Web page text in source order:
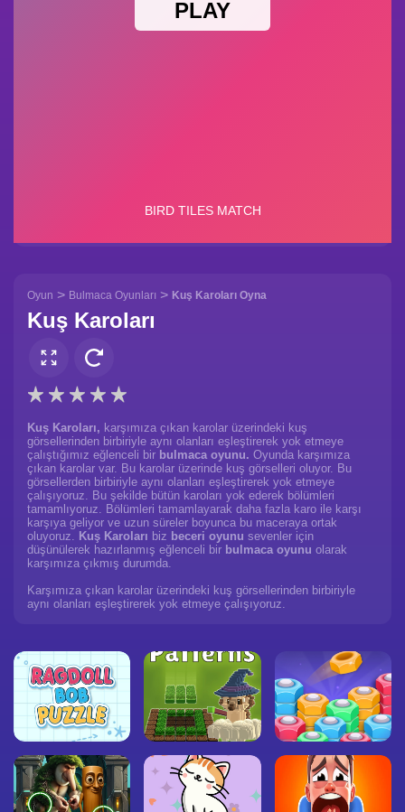
Oyun > Bulmaca Oyunları > Kuş Karoları Oyna
Kuş Karoları
Kuş Karoları, karşımıza çıkan karolar üzerindeki kuş
görsellerinden birbiriyle aynı olanları eşleştirerek yok etmeye
çalıştığımız eğlenceli bir bulmaca oyunu. Oyunda karşımıza
çıkan karolar var. Bu karolar üzerinde kuş görselleri oluyor. Bu
görsellerden birbiriyle aynı olanları eşleştirerek yok etmeye
çalışıyoruz. Bu şekilde bütün karoları yok ederek bölümleri
tamamlıyoruz. Bölümleri tamamlayarak daha fazla karo ile karşı
karşıya geliyor ve uzun süreler boyunca bu maceraya ortak
oluyoruz. Kuş Karoları biz beceri oyunu sevenler için
düşünülerek hazırlanmış eğlenceli bir bulmaca oyunu olarak
karşımıza çıkmış durumda.
Karşımıza çıkan karolar üzerindeki kuş görsellerinden birbiriyle
aynı olanları eşleştirerek yok etmeye çalışıyoruz.